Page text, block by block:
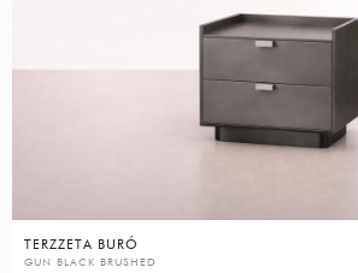
TERZZETA BURÓ
GUN BLACK BRUSHED